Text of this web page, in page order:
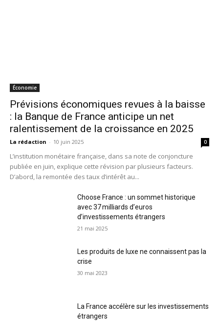
Économie
Prévisions économiques revues à la baisse
: la Banque de France anticipe un net
ralentissement de la croissance en 2025
La rédaction - 10 juin 2025 0
L’institution monétaire française, dans sa note de conjoncture
publiée en juin, explique cette révision par plusieurs facteurs.
D’abord, la remontée des taux d’intérêt au...
Choose France : un sommet historique
avec 37 milliards d’euros
d’investissements étrangers
21 mai 2025
Les produits de luxe ne connaissent pas la
crise
30 mai 2023
La France accélère sur les investissements
étrangers